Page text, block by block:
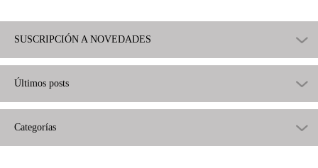
SUSCRIPCIÓN A NOVEDADES
Últimos posts
Categorías